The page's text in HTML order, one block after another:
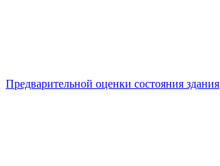
Предварительной оценки состояния здания